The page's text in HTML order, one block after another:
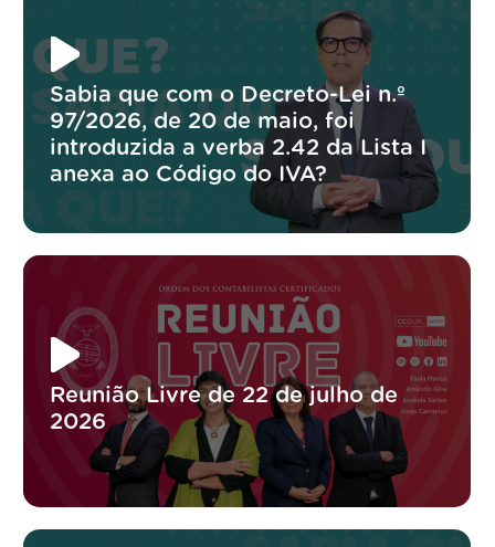
Sabia que com o Decreto-Lei n.º
97/2026, de 20 de maio, foi
introduzida a verba 2.42 da Lista I
anexa ao Código do IVA?
Reunião Livre de 22 de julho de
2026